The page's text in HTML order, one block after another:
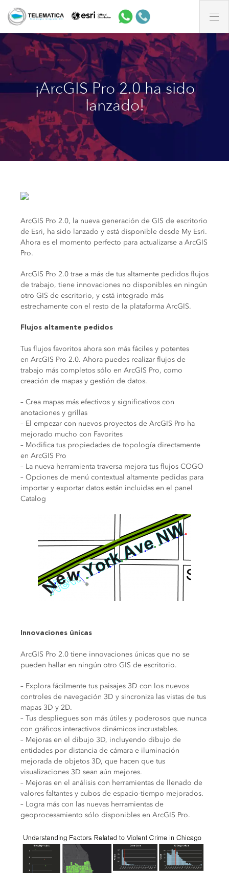
¡ArcGIS Pro 2.0 ha sido
lanzado!
ArcGIS Pro 2.0, la nueva generación de GIS de escritorio
de Esri, ha sido lanzado y está disponible desde My Esri.
Ahora es el momento perfecto para actualizarse a ArcGIS
Pro.
ArcGIS Pro 2.0 trae a más de tus altamente pedidos flujos
de trabajo, tiene innovaciones no disponibles en ningún
otro GIS de escritorio, y está integrado más
estrechamente con el resto de la plataforma ArcGIS.
Flujos altamente pedidos
Tus flujos favoritos ahora son más fáciles y potentes
en ArcGIS Pro 2.0. Ahora puedes realizar flujos de
trabajo más completos sólo en ArcGIS Pro, como
creación de mapas y gestión de datos.
– Crea mapas más efectivos y significativos con
anotaciones y grillas
– El empezar con nuevos proyectos de ArcGIS Pro ha
mejorado mucho con Favorites
– Modifica tus propiedades de topología directamente
en ArcGIS Pro
– La nueva herramienta traversa mejora tus flujos COGO
– Opciones de menú contextual altamente pedidas para
importar y exportar datos están incluidas en el panel
Catalog
Innovaciones únicas
ArcGIS Pro 2.0 tiene innovaciones únicas que no se
pueden hallar en ningún otro GIS de escritorio.
– Explora fácilmente tus paisajes 3D con los nuevos
controles de navegación 3D y sincroniza las vistas de tus
mapas 3D y 2D.
– Tus despliegues son más útiles y poderosos que nunca
con gráficos interactivos dinámicos incrustables.
– Mejoras en el dibujo 3D, incluyendo dibujo de
entidades por distancia de cámara e iluminación
mejorada de objetos 3D, que hacen que tus
visualizaciones 3D sean aún mejores.
– Mejoras en el análisis con herramientas de llenado de
valores faltantes y cubos de espacio-tiempo mejorados.
– Logra más con las nuevas herramientas de
geoprocesamiento sólo disponibles en ArcGIS Pro.